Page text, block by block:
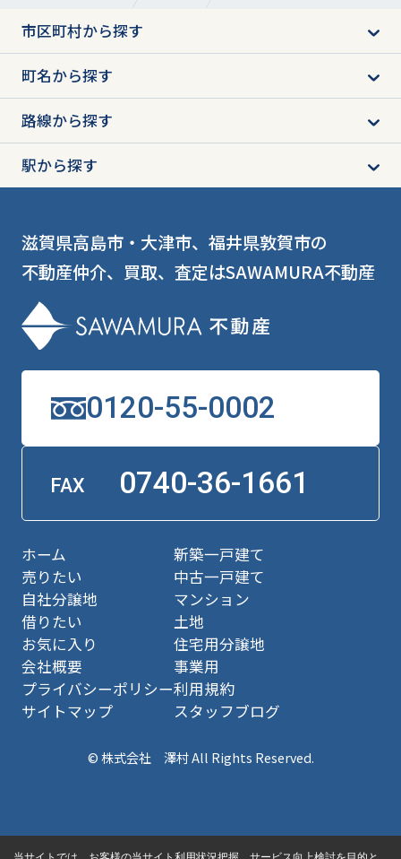
市区町村から探す
町名から探す
路線から探す
駅から探す
滋賀県高島市・大津市、福井県敦賀市の
不動産仲介、買取、査定はSAWAMURA不動産
0120-55-0002
FAX 0740-36-1661
ホーム
売りたい
自社分譲地
借りたい
お気に入り
会社概要
プライバシーポリシー
サイトマップ
新築一戸建て
中古一戸建て
マンション
土地
住宅用分譲地
事業用
利用規約
スタッフブログ
© 株式会社 澤村 All Rights Reserved.